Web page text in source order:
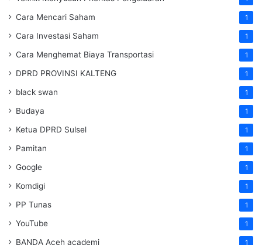
Cara Mencari Saham 1
Cara Investasi Saham 1
Cara Menghemat Biaya Transportasi 1
DPRD PROVINSI KALTENG 1
black swan 1
Budaya 1
Ketua DPRD Sulsel 1
Pamitan 1
Google 1
Komdigi 1
PP Tunas 1
YouTube 1
BANDA Aceh academi 1